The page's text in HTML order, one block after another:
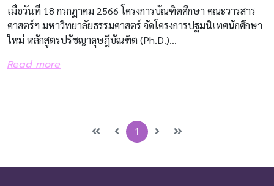
เมื่อวันที่ 18 กรกฏาคม 2566 โครงการบัณฑิตศึกษา คณะวารสาร
ศาสตร์ฯ มหาวิทยาลัยธรรมศาสตร์ จัดโครงการปฐมนิเทศนักศึกษา
ใหม่ หลักสูตรปรัชญาดุษฎีบัณฑิต (Ph.D.)...
Read more
1